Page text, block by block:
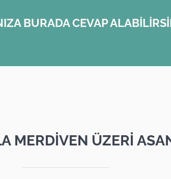
BURADA CEVAP
MERDİVEN ÜZERİ